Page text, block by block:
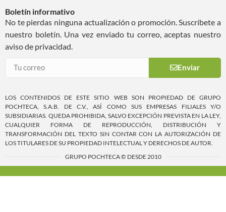
Boletín informativo
No te pierdas ninguna actualización o promoción. Suscríbete a
nuestro boletín. Una vez enviado tu correo, aceptas nuestro
aviso de privacidad.
Enviar
LOS CONTENIDOS DE ESTE SITIO WEB SON PROPIEDAD DE GRUPO
POCHTECA, S.A.B. DE C.V., ASÍ COMO SUS EMPRESAS FILIALES Y/O
SUBSIDIARIAS. QUEDA PROHIBIDA, SALVO EXCEPCIÓN PREVISTA EN LA LEY,
CUALQUIER FORMA DE REPRODUCCIÓN, DISTRIBUCIÓN Y
TRANSFORMACIÓN DEL TEXTO SIN CONTAR CON LA AUTORIZACIÓN DE
LOS TITULARES DE SU PROPIEDAD INTELECTUAL Y DERECHOS DE AUTOR.
GRUPO POCHTECA © DESDE 2010